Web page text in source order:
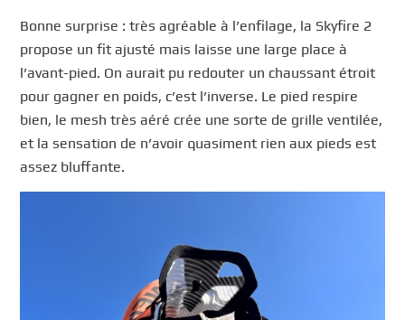
Bonne surprise : très agréable à l’enfilage, la Skyfire 2
propose un fit ajusté mais laisse une large place à
l’avant-pied. On aurait pu redouter un chaussant étroit
pour gagner en poids, c’est l’inverse. Le pied respire
bien, le mesh très aéré crée une sorte de grille ventilée,
et la sensation de n’avoir quasiment rien aux pieds est
assez bluffante.